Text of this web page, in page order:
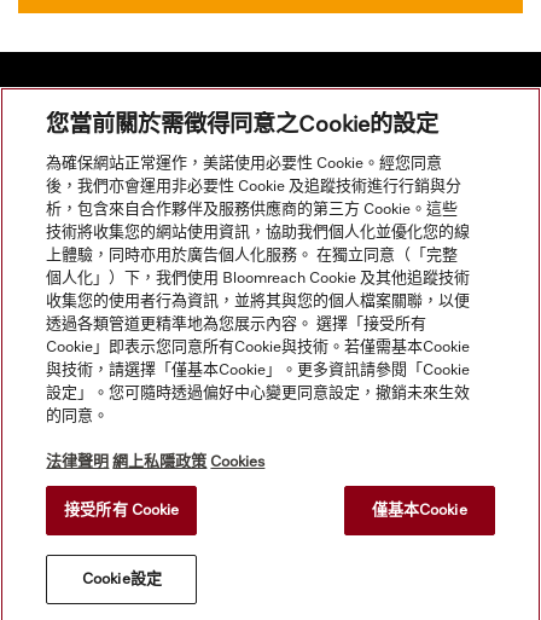
網站導航
服務
© Copyright, Miele Hong Kong Ltd. All rights reserved.
您當前關於需徵得同意之Cookie的設定
為確保網站正常運作，美諾使用必要性 Cookie。經您同意
後，我們亦會運用非必要性 Cookie 及追蹤技術進行行銷與分
析，包含來自合作夥伴及服務供應商的第三方 Cookie。這些
技術將收集您的網站使用資訊，協助我們個人化並優化您的線
上體驗，同時亦用於廣告個人化服務。 在獨立同意（「完整
個人化」）下，我們使用 Bloomreach Cookie 及其他追蹤技術
收集您的使用者行為資訊，並將其與您的個人檔案關聯，以便
透過各類管道更精準地為您展示內容。 選擇「接受所有
Cookie」即表示您同意所有Cookie與技術。若僅需基本Cookie
與技術，請選擇「僅基本Cookie」。更多資訊請參閱「Cookie
設定」。您可隨時透過偏好中心變更同意設定，撤銷未來生效
的同意。
法律聲明 網上私隱政策 Cookies
接受所有 Cookie 僅基本Cookie
Cookie設定